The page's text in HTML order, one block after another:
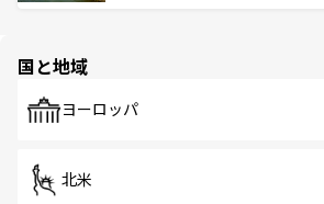
で、ホーカーズは地元の風情を楽
国と地域
ヨーロッパ
北米